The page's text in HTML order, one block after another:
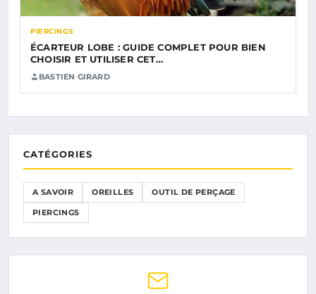
PIERCINGS
ÉCARTEUR LOBE : GUIDE COMPLET POUR BIEN
CHOISIR ET UTILISER CET…
BASTIEN GIRARD
CATÉGORIES
A SAVOIR OREILLES OUTIL DE PERÇAGE
PIERCINGS